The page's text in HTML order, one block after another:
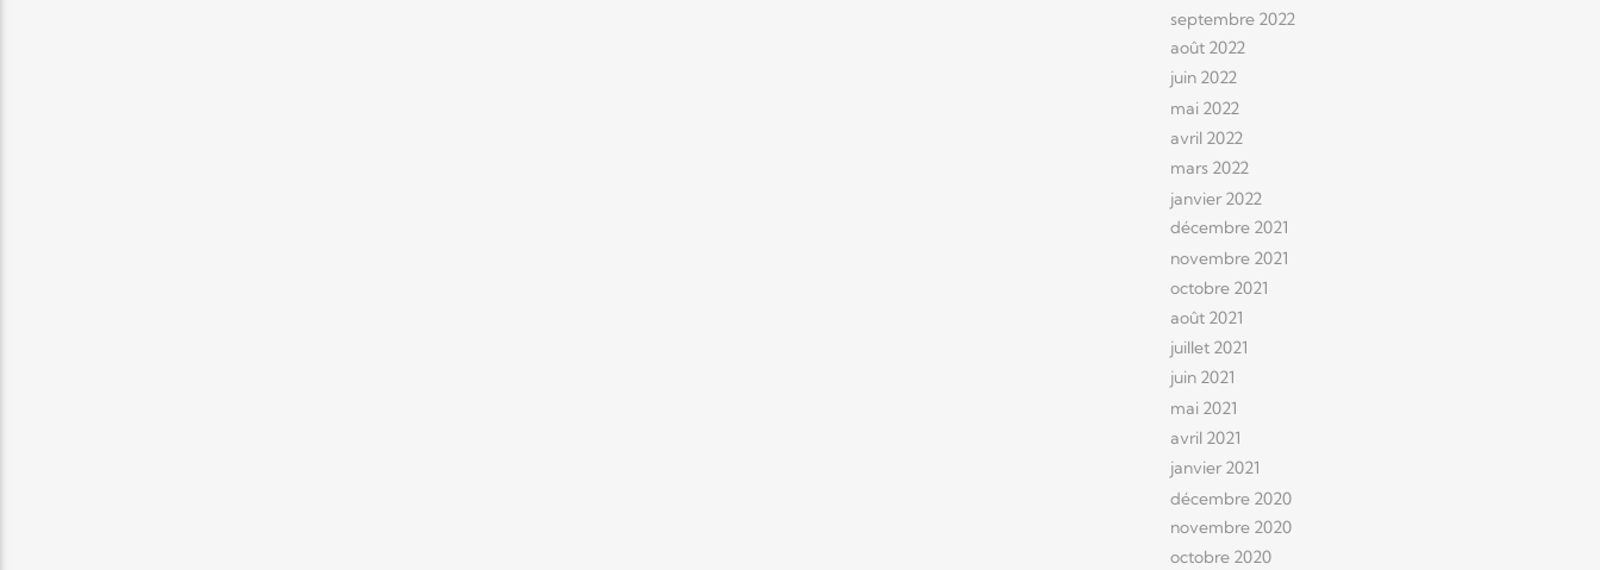
septembre 2022
août 2022
juin 2022
mai 2022
avril 2022
mars 2022
janvier 2022
décembre 2021
novembre 2021
octobre 2021
août 2021
juillet 2021
juin 2021
mai 2021
avril 2021
janvier 2021
décembre 2020
novembre 2020
octobre 2020